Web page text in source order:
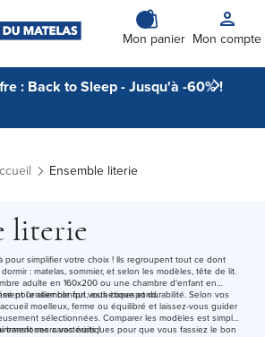
Mon panier Mon compte
: Back to Sleep - Jusqu'à -60% !
Ensemble literie
literie
pour simplifier votre choix ! Ils regroupent tout ce dont
: matelas, sommier, et selon les modèles, tête de lit.
adulte en 160x200 ou une chambre d'enfant en
l'ensemble qui vous correspond.
pour allier confort, esthétique et durabilité. Selon vos
moelleux, ferme ou équilibré et laissez-vous guider
sélectionnées. Comparer les modèles est simple :
ses caractéristiques pour que vous fassiez le bon
transformera vos nuits !